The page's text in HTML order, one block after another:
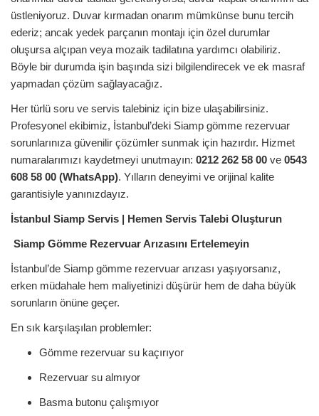
üstleniyoruz. Duvar kırmadan onarım mümkünse bunu tercih
ederiz; ancak yedek parçanın montajı için özel durumlar
oluşursa alçıpan veya mozaik tadilatına yardımcı olabiliriz.
Böyle bir durumda işin başında sizi bilgilendirecek ve ek masraf
yapmadan çözüm sağlayacağız.
Her türlü soru ve servis talebiniz için bize ulaşabilirsiniz.
Profesyonel ekibimiz, İstanbul’deki Siamp gömme rezervuar
sorunlarınıza güvenilir çözümler sunmak için hazırdır. Hizmet
numaralarımızı kaydetmeyi unutmayın: 0212 262 58 00 ve 0543
608 58 00 (WhatsApp). Yılların deneyimi ve orijinal kalite
garantisiyle yanınızdayız.
İstanbul Siamp Servis | Hemen Servis Talebi Oluşturun
Siamp Gömme Rezervuar Arızasını Ertelemeyin
İstanbul’de Siamp gömme rezervuar arızası yaşıyorsanız,
erken müdahale hem maliyetinizi düşürür hem de daha büyük
sorunların önüne geçer.
En sık karşılaşılan problemler:
Gömme rezervuar su kaçırıyor
Rezervuar su almıyor
Basma butonu çalışmıyor